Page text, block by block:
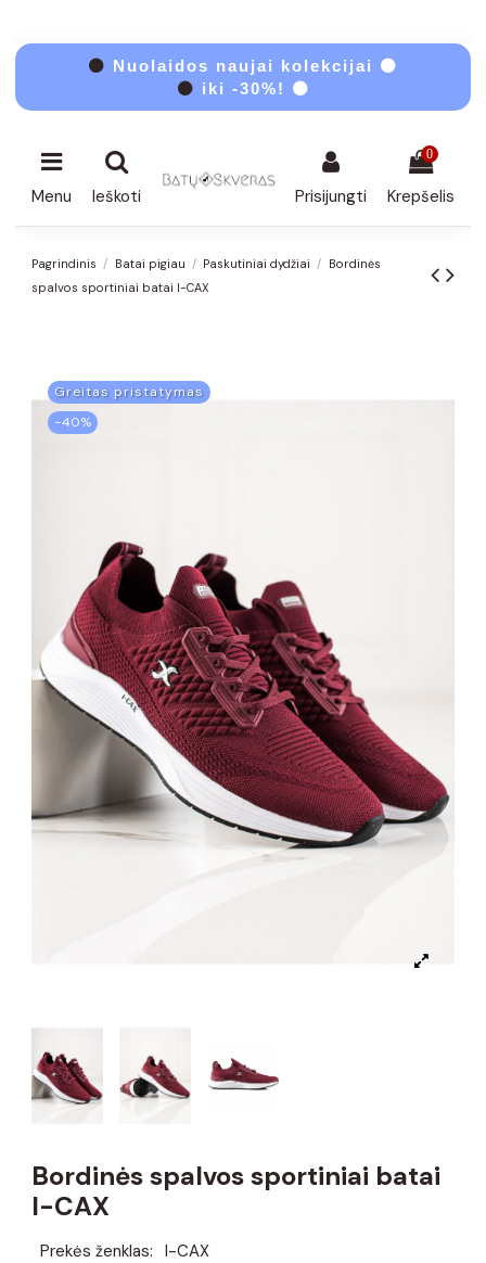
⚫ Nuolaidos naujai kolekcijai ⚫
⚫ iki -30%! ⚫
Menu Ieškoti Prisijungti
0
Krepšelis
Pagrindinis Batai pigiau Paskutiniai dydžiai
Bordinės
spalvos sportiniai batai I-CAX
Greitas pristatymas
−40%
Bordinės spalvos sportiniai batai
I-CAX
Prekės ženklas: I-CAX